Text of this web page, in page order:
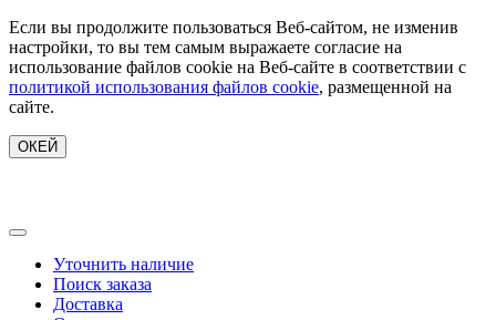
Если вы продолжите пользоваться Веб-сайтом, не изменив
настройки, то вы тем самым выражаете согласие на
использование файлов cookie на Веб-сайте в соответствии с
политикой использования файлов cookie, размещенной на
сайте.
ОКЕЙ
Уточнить наличие
Поиск заказа
Доставка